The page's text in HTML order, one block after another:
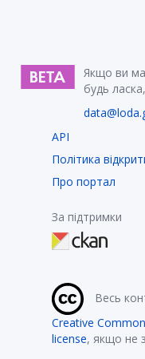
Якщо ви
будь
API
Політика
Про портал
За підтримки
Весь
Creative
license, якщо не